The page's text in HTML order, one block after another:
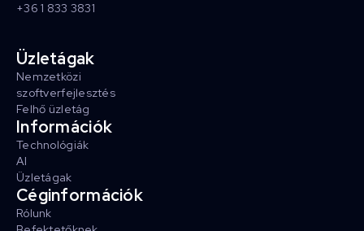
+36 1 833 3831
Üzletágak
Nemzetközi
szoftverfejlesztés
Felhő üzletág
Információk
Technológiák
AI
Üzletágak
Céginformációk
Rólunk